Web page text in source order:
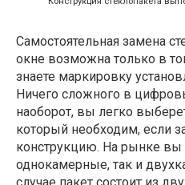
Самостоятельная замена
окне возможна только в
знаете маркировку
Ничего сложного в
наоборот, вы легко
который необходим, если
конструкцию. На рынке вы
однокамерные, так и
случае пакет состоит из